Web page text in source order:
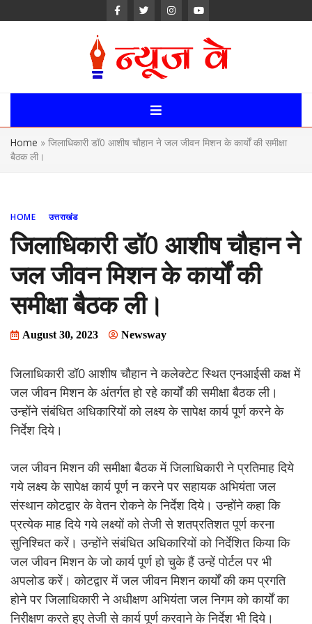
News Way:
Uttarakhand,
Uttar Pardesh,
Portal
Home » जिलाधिकारी डॉ0 आशीष चौहान ने जल जीवन मिशन के कार्यों की समीक्षा
बैठक ली।
HOME उत्तराखंड
जिलाधिकारी डॉ0 आशीष चौहान ने
जल जीवन मिशन के कार्यों की
समीक्षा बैठक ली।
August 30, 2023 Newsway
जिलाधिकारी डॉ0 आशीष चौहान ने कलेक्टेट स्थित एनआईसी कक्ष में
जल जीवन मिशन के अंतर्गत हो रहे कार्यों की समीक्षा बैठक ली।
उन्होंने संबंधित अधिकारियों को लक्ष्य के सापेक्ष कार्य पूर्ण करने के
निर्देश दिये।
जल जीवन मिशन की समीक्षा बैठक में जिलाधिकारी ने प्रतिमाह दिये
गये लक्ष्य के सापेक्ष कार्य पूर्ण न करने पर सहायक अभियंता जल
संस्थान कोटद्वार के वेतन रोकने के निर्देश दिये। उन्होंने कहा कि
प्रत्येक माह दिये गये लक्ष्यों को तेजी से शतप्रतिशत पूर्ण करना
सुनिश्चित करें। उन्होंने संबंधित अधिकारियों को निर्देशित किया कि
जल जीवन मिशन के जो कार्य पूर्ण हो चुके हैं उन्हें पोर्टल पर भी
अपलोड करें। कोटद्वार में जल जीवन मिशन कार्यों की कम प्रगति
होने पर जिलाधिकारी ने अधीक्षण अभियंता जल निगम को कार्यों का
निरीक्षण करते हुए तेजी से कार्य पूर्ण करवाने के निर्देश भी दिये।